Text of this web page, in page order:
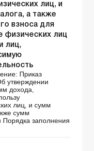
лиц, и
а также
взноса для
физических лиц
лиц,
Приказ
утверждении
дохода,
лиц, и сумм
сумм
Порядка заполнения